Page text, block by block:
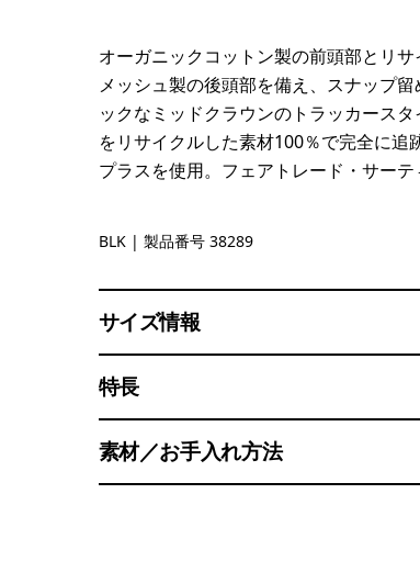
オーガニックコットン製の前頭部とリサ
メッシュ製の後頭部を備え、スナップ
ックなミッドクラウンのトラッカース
をリサイクルした素材100％で完全に追
プラスを使用。フェアトレード・サー
Black
BLK | 製品番号 38289
サイズ情報
特長
素材／お手入れ方法